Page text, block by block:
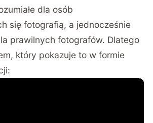
dla osób
się fotografią, a jednocześnie
prawilnych fotografów. Dlatego
który pokazuje to w formie